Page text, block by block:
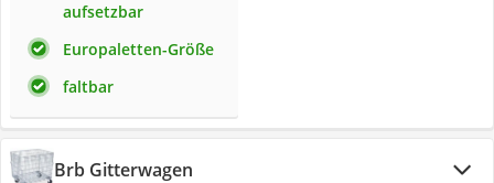
aufsetzbar
Europaletten-Größe
faltbar
Brb Gitterwagen